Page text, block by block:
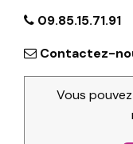
09.85.15.71.91
Contactez-
Vous